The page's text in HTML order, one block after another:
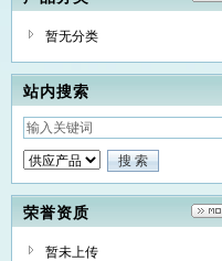
暂无分类
站内搜索
荣誉资质
暂未上传